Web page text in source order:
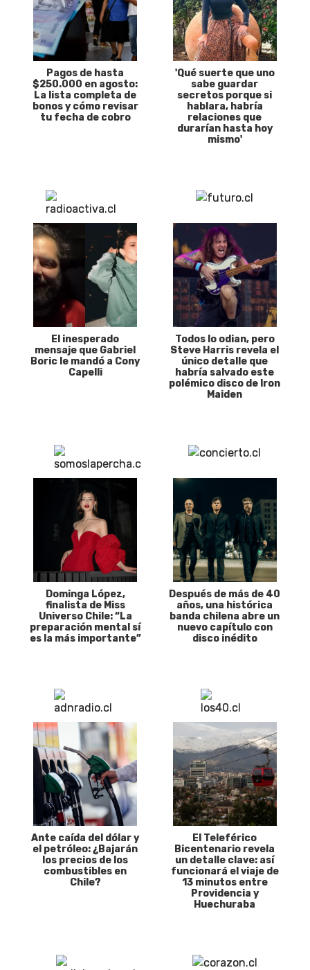
Pagos de hasta
$250.000 en agosto:
La lista completa de
bonos y cómo revisar
tu fecha de cobro
'Qué suerte que uno
sabe guardar
secretos porque si
hablara, habría
relaciones que
durarían hasta hoy
mismo'
El inesperado
mensaje que Gabriel
Boric le mandó a Cony
Capelli
Todos lo odian, pero
Steve Harris revela el
único detalle que
habría salvado este
polémico disco de Iron
Maiden
Dominga López,
finalista de Miss
Universo Chile: “La
preparación mental sí
es la más importante”
Después de más de 40
años, una histórica
banda chilena abre un
nuevo capítulo con
disco inédito
Ante caída del dólar y
el petróleo: ¿Bajarán
los precios de los
combustibles en
Chile?
El Teleférico
Bicentenario revela
un detalle clave: así
funcionará el viaje de
13 minutos entre
Providencia y
Huechuraba